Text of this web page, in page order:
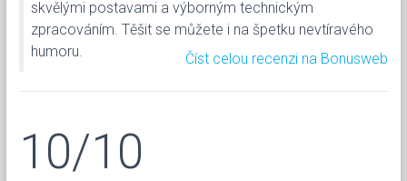
skvělými postavami a výborným technickým
zpracováním. Těšit se můžete i na špetku nevtíravého
humoru.
Číst celou recenzi na Bonusweb
10/10